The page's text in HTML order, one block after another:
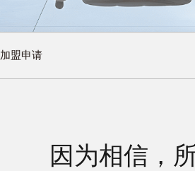
加盟申请
因为相信，